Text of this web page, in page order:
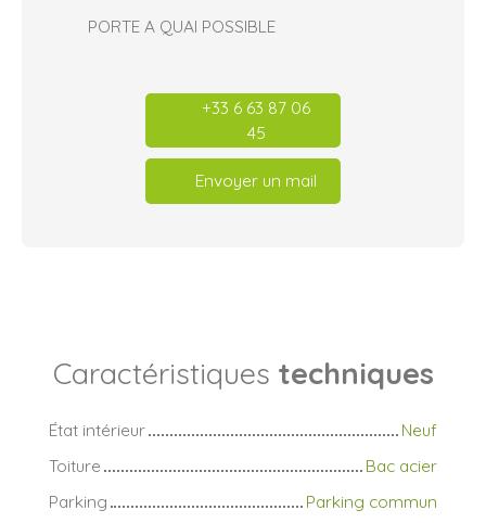
PORTE A QUAI POSSIBLE
+33 6 63 87 06
45
Envoyer un mail
Caractéristiques techniques
État intérieur
Neuf
Toiture
Bac acier
Parking
Parking commun